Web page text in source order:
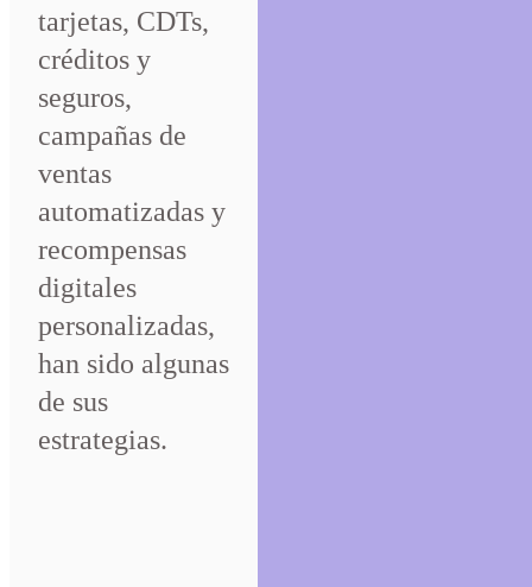
tarjetas, CDTs,
créditos y
seguros,
campañas de
ventas
automatizadas y
recompensas
digitales
personalizadas,
han sido algunas
de sus
estrategias.